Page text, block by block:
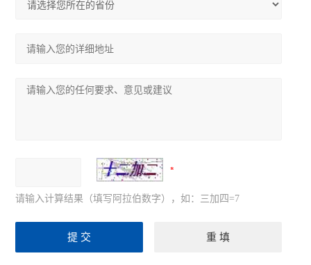
请输入计算结果（填写阿拉伯数字），如：三加四=7